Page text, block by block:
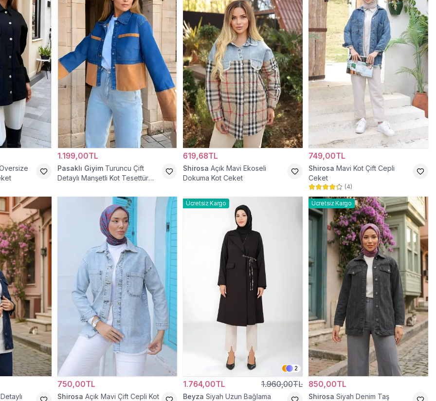
1.199,00TL
Pasaklı Giyim Turuncu Çift
Detaylı Manşetli Kot Tesettür
619,68TL
Shirosa Açık Mavi Ekoseli
Dokuma Kot Ceket
749,00TL
Shirosa Mavi Kot Çift Cepli
Ceket
(4)
750,00TL
Shirosa Açık Mavi Çift Cepli Kot
Ücretsiz Kargo
2
1.764,00TL 1.960,00TL
Beyza Siyah Uzun Bağlama
Ücretsiz Kargo
850,00TL
Shirosa Siyah Denim Taş